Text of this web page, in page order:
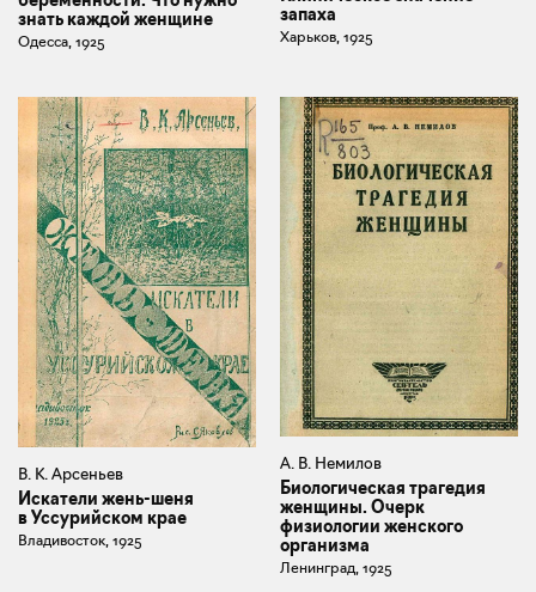
знать каждой женщине
Одесса, 1925
запаха
Харьков, 1925
В. К. Арсеньев
Искатели жень-шеня
в Уссурийском крае
Владивосток, 1925
А. В. Немилов
Биологическая трагедия
женщины. Очерк
физиологии женского
организма
Ленинград, 1925